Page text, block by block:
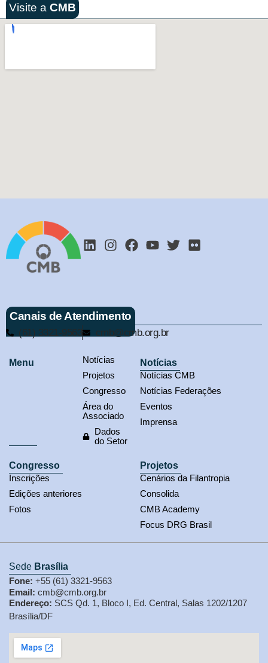
Visite a CMB
Canais de Atendimento
(61) 3321-9563 cmb@cmb.org.br
Menu
Notícias
Projetos
Congresso
Área do
Associado
Dados
do Setor
Notícias
Notícias CMB
Notícias Federações
Eventos
Imprensa
Congresso
Inscrições
Edições anteriores
Fotos
Projetos
Cenários da Filantropia
Consolida
CMB Academy
Focus DRG Brasil
Sede Brasília
Fone: +55 (61) 3321-9563
Email: cmb@cmb.org.br
Endereço: SCS Qd. 1, Bloco I, Ed. Central, Salas 1202/1207
Brasília/DF